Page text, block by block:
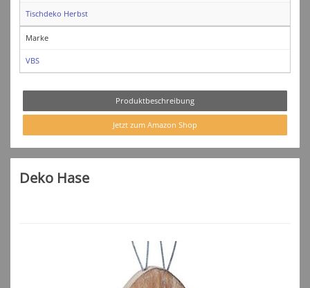
Tischdeko Herbst
Marke
VBS
Produktbeschreibung
Jetzt zum Amazon Shop
Deko Hase